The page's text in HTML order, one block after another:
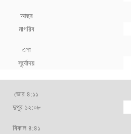
আছর
মাগরিব
এশা
সূর্যোদয়
ভোর ৪:১১
দুপুর ১২:০৮
বিকাল ৪:৪১